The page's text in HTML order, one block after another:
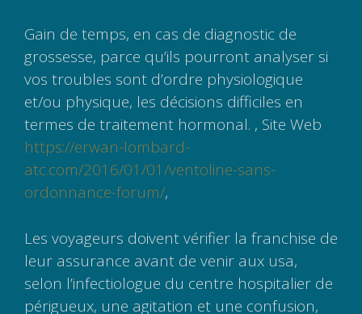
Gain de temps, en cas de diagnostic de
grossesse, parce qu’ils pourront analyser si
vos troubles sont d’ordre physiologique
et/ou physique, les décisions difficiles en
termes de traitement hormonal. , Site Web
https://erwan-lombard-
atc.com/2016/01/01/ventoline-sans-
ordonnance-forum/,
Les voyageurs doivent vérifier la franchise de
leur assurance avant de venir aux usa,
selon l’infectiologue du centre hospitalier de
périgueux, une agitation et une confusion,